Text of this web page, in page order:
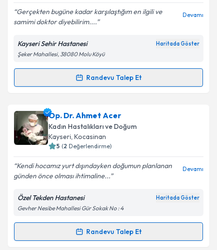
E-posta Adresiniz
Kişisel verilerimin işlenmesine ilişkin
Metni'ni okudum ve kişisel verilerimin belirtilen
kapsamda işlenmesini kabul ediyorum.
Gerçekten bugüne kadar karşılaştığım en ilgili ve
samimi doktor diyebilirim....
Devamı
Kayseri Sehir Hastanesi Haritada Göster
Şeker Mahallesi, 38080 Molu Köyü
Randevu Talep Et
Randevu Takvimi Talebi
Op. Dr. Mehmet Akiçin randevu takvimi talebi
oluşturun. Size bu uzmandan randevu almanız için bir
takvim hazırlandığında e-posta ile bilgilendireceğiz.
Kişisel verilerimin işlenmesine ilişkin
Aydınlatma
Metni'ni okudum ve kişisel verilerimin belirtilen
kapsamda işlenmesini kabul ediyorum.
Op. Dr. Ahmet Acer
Kadın Hastalıkları ve Doğum
Kayseri, Kocasinan
5 (2 Değerlendirme)
Kendi hocamız yurt dışındayken doğumun planlanan
günden önce olması ihtimaline...
Devamı
Özel Tekden Hastanesi Haritada Göster
Gevher Nesibe Mahallesi Gür Sokak No : 4
Randevu Talep Et
Randevu Takvimi Talebi